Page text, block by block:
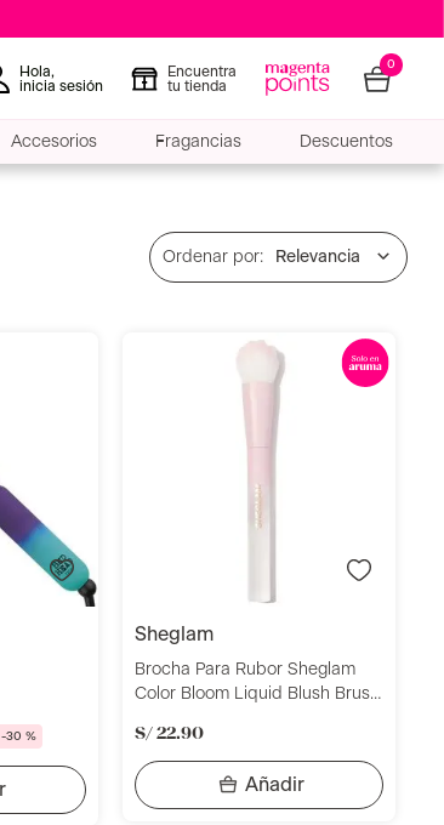
Hola,
inicia sesión
Encuentra
tu tienda
0
Accesorios Fragancias Descuentos
Relevancia
-30 %
sheglam
Brocha Para Rubor Sheglam
Color Bloom Liquid Blush Brush
S/ 22.90